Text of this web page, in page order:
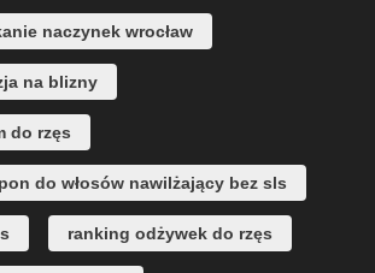
naczynek wrocław
na blizny
do rzęs
do włosów nawilżający bez sls
ranking odżywek do rzęs